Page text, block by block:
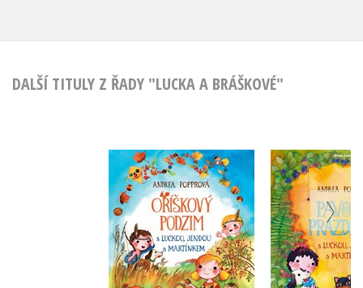
DALŠÍ TITULY Z ŘADY "LUCKA A BRÁŠKOVÉ"
Oříškový podzim s
Luckou, Jendou a
Martínkem
Andrea Popprová
Pavoučí
Andrea